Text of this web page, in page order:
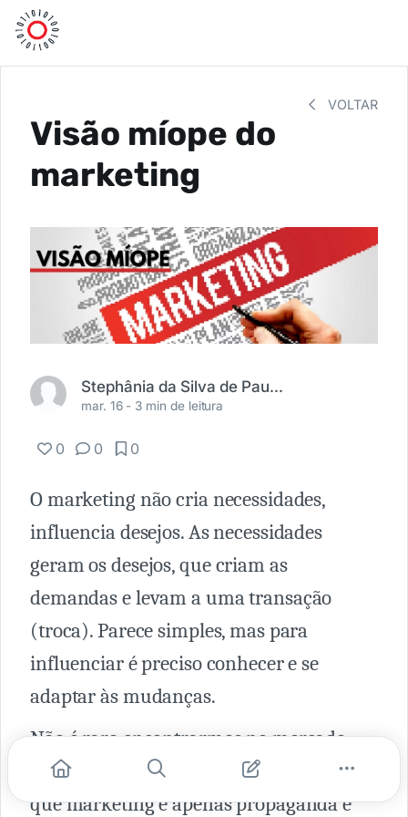
VOLTAR
Visão míope do
marketing
Stephânia da Silva de Paula e Souza
mar. 16 - 3 min de leitura
0 0 0
O marketing não cria necessidades,
influencia desejos. As necessidades
geram os desejos, que criam as
demandas e levam a uma transação
(troca). Parece simples, mas para
influenciar é preciso conhecer e se
adaptar às mudanças.
Não é raro encontrarmos no mercado
empresas e profissionais que pensam
que marketing é apenas propaganda e